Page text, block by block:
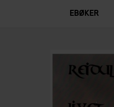
EBØKER